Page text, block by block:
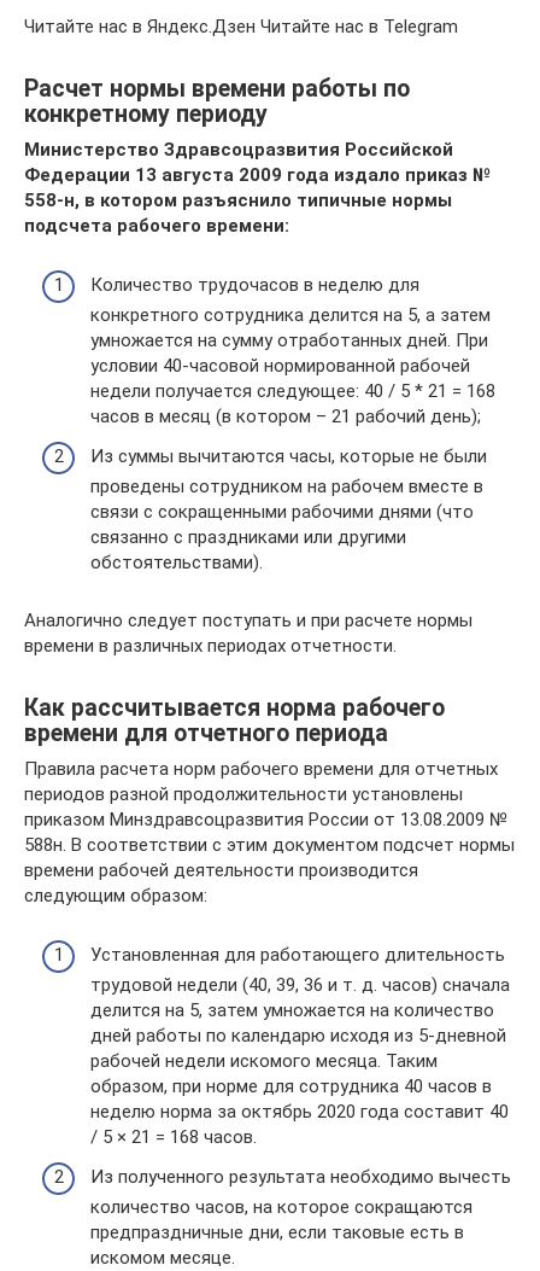
Читайте нас в Яндекс.Дзен Читайте нас в Telegram
Расчет нормы времени работы по
конкретному периоду
Министерство Здравсоцразвития Российской
Федерации 13 августа 2009 года издало приказ №
558-н, в котором разъяснило типичные нормы
подсчета рабочего времени:
Количество трудочасов в неделю для
конкретного сотрудника делится на 5, а затем
умножается на сумму отработанных дней. При
условии 40-часовой нормированной рабочей
недели получается следующее: 40 / 5 * 21 = 168
часов в месяц (в котором – 21 рабочий день);
Из суммы вычитаются часы, которые не были
проведены сотрудником на рабочем вместе в
связи с сокращенными рабочими днями (что
связанно с праздниками или другими
обстоятельствами).
Аналогично следует поступать и при расчете нормы
времени в различных периодах отчетности.
Как рассчитывается норма рабочего
времени для отчетного периода
Правила расчета норм рабочего времени для отчетных
периодов разной продолжительности установлены
приказом Минздравсоцразвития России от 13.08.2009 №
588н. В соответствии с этим документом подсчет нормы
времени рабочей деятельности производится
следующим образом:
Установленная для работающего длительность
трудовой недели (40, 39, 36 и т. д. часов) сначала
делится на 5, затем умножается на количество
дней работы по календарю исходя из 5-дневной
рабочей недели искомого месяца. Таким
образом, при норме для сотрудника 40 часов в
неделю норма за октябрь 2020 года составит 40
/ 5 × 21 = 168 часов.
Из полученного результата необходимо вычесть
количество часов, на которое сокращаются
предпраздничные дни, если таковые есть в
искомом месяце.